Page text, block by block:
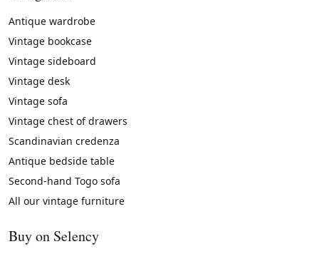
Antique wardrobe
Vintage bookcase
Vintage sideboard
Vintage desk
Vintage sofa
Vintage chest of drawers
Scandinavian credenza
Antique bedside table
Second-hand Togo sofa
All our vintage furniture
Buy on Selency